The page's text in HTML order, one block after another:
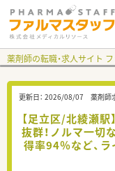
薬剤師の転職・求人サイト
更新日： 2026/08/07 薬剤師
【足立区/北綾瀬
抜群！ノルマ一切
得率94％など、